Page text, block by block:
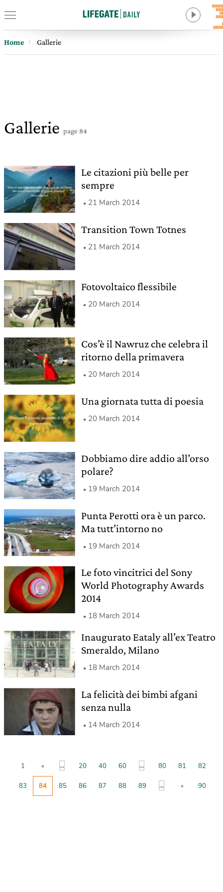
Home Gallerie
Gallerie page 84
Le citazioni più belle per
sempre
21 March 2014
Transition Town Totnes
21 March 2014
Fotovoltaico flessibile
20 March 2014
Cos’è il Nawruz che celebra il
ritorno della primavera
20 March 2014
Una giornata tutta di poesia
20 March 2014
Dobbiamo dire addio all’orso
polare?
19 March 2014
Punta Perotti ora è un parco.
Ma tutt’intorno no
19 March 2014
Le foto vincitrici del Sony
World Photography Awards
2014
18 March 2014
Inaugurato Eataly all’ex Teatro
Smeraldo, Milano
18 March 2014
La felicità dei bimbi afgani
senza nulla
14 March 2014
1 « ... 20 40 60 ... 80 81 82
83 84 85 86 87 88 89 ... » 90